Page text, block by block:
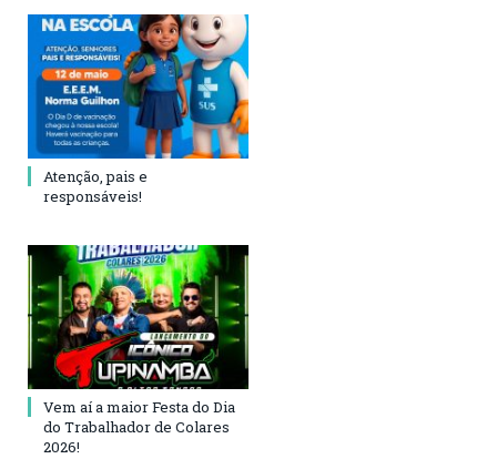
Atenção, pais e
responsáveis!
Vem aí a maior Festa do Dia
do Trabalhador de Colares
2026!